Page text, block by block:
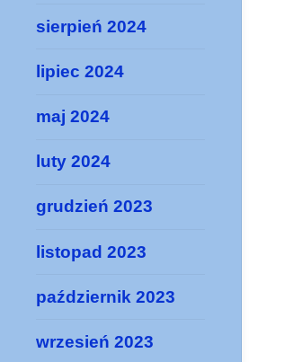
sierpień 2024
lipiec 2024
maj 2024
luty 2024
grudzień 2023
listopad 2023
październik 2023
wrzesień 2023